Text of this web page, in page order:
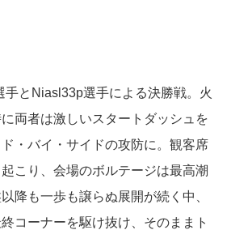
手とNiasl33p選手による決勝戦。火
両者は激しいスタートダッシュを
・バイ・サイドの攻防に。観客席
こり、会場のボルテージは最高潮
降も一歩も譲らぬ展開が続く中、
コーナーを駆け抜け、そのままト